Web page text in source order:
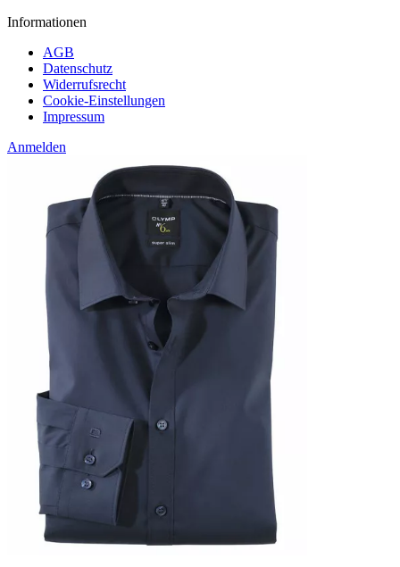
Informationen
AGB
Datenschutz
Widerrufsrecht
Cookie-Einstellungen
Impressum
Anmelden